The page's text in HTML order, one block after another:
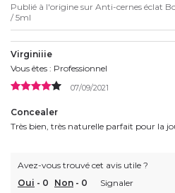
Publié à l'origine sur Anti-cernes éclat
/ 5ml
Virginiiie
Vous êtes : Professionnel
07/09/2021
Concealer
Très bien, très naturelle parfait pour la
Avez-vous trouvé cet avis utile ?
Oui - 0 Non - 0 Signaler